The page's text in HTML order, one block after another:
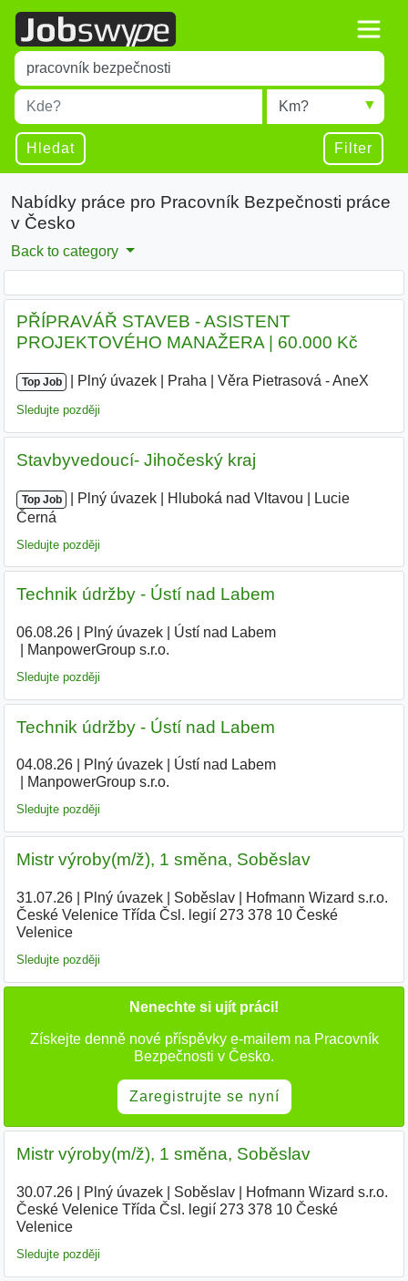
Title
Type 1 or more characters for results.
Místo
Type 1 or more characters for results.
Radius
Hledat Filter
Nabídky práce pro Pracovník Bezpečnosti práce
v Česko
Back to category
PŘÍPRAVÁŘ STAVEB - ASISTENT
PROJEKTOVÉHO MANAŽERA | 60.000 Kč
Top Job Plný úvazek Praha Věra Pietrasová - AneX
Sledujte později
Stavbyvedoucí- Jihočeský kraj
Top Job Plný úvazek Hluboká nad Vltavou
Lucie
Černá
Sledujte později
Technik údržby - Ústí nad Labem
06.08.26| Plný úvazek| Ústí nad Labem|
ManpowerGroup s.r.o.
Sledujte později
Technik údržby - Ústí nad Labem
04.08.26| Plný úvazek| Ústí nad Labem|
ManpowerGroup s.r.o.
Sledujte později
Mistr výroby(m/ž), 1 směna, Soběslav
31.07.26| Plný úvazek| Soběslav|
Hofmann Wizard s.r.o.
České Velenice Třída Čsl. legií 273 378 10 České
Velenice
Sledujte později
Nenechte si ujít práci!
Získejte denně nové příspěvky e-mailem na Pracovník
Bezpečnosti v Česko.
Zaregistrujte se nyní
Mistr výroby(m/ž), 1 směna, Soběslav
30.07.26| Plný úvazek| Soběslav|
Hofmann Wizard s.r.o.
České Velenice Třída Čsl. legií 273 378 10 České
Velenice|
Sledujte později